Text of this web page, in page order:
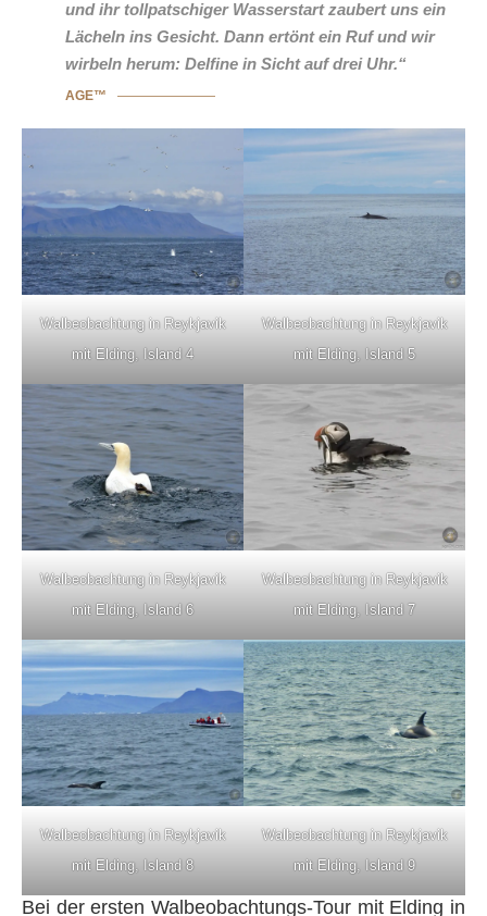
und ihr tollpatschiger Wasserstart zaubert uns ein
Lächeln ins Gesicht. Dann ertönt ein Ruf und wir
wirbeln herum: Delfine in Sicht auf drei Uhr.“
AGE™
Walbeobachtung in Reykjavik
mit Elding, Island 4
Walbeobachtung in Reykjavik
mit Elding, Island 5
Walbeobachtung in Reykjavik
mit Elding, Island 6
Walbeobachtung in Reykjavik
mit Elding, Island 7
Walbeobachtung in Reykjavik
mit Elding, Island 8
Walbeobachtung in Reykjavik
mit Elding, Island 9
Bei der ersten Walbeobachtungs-Tour mit Elding in